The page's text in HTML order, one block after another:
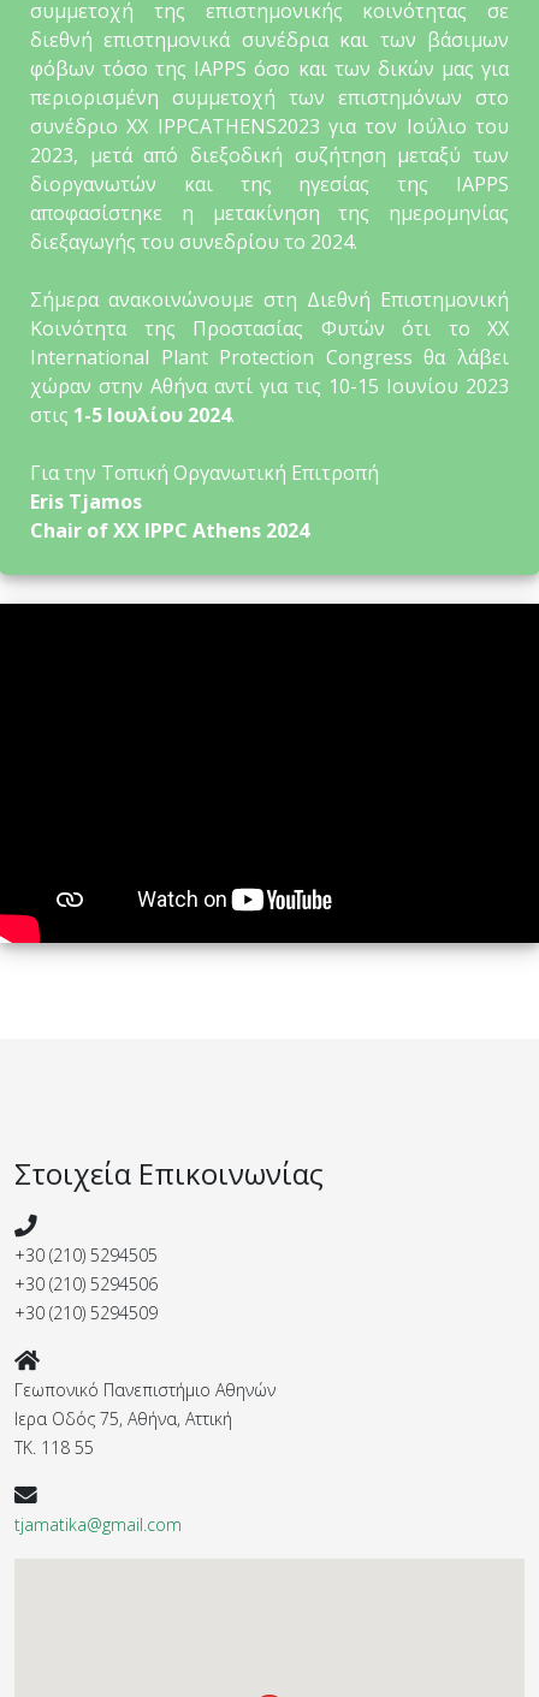
συμμετοχή της επιστημονικής κοινότητας σε
διεθνή επιστημονικά συνέδρια και των βάσιμων
φόβων τόσο της IAPPS όσο και των δικών μας για
περιορισμένη συμμετοχή των επιστημόνων στο
συνέδριο XX IPPCATHENS2023 για τον Ιούλιο του
2023, μετά από διεξοδική συζήτηση μεταξύ των
διοργανωτών και της ηγεσίας της IAPPS
αποφασίστηκε η μετακίνηση της ημερομηνίας
διεξαγωγής του συνεδρίου το 2024.
Σήμερα ανακοινώνουμε στη Διεθνή Επιστημονική
Κοινότητα της Προστασίας Φυτών ότι το XX
International Plant Protection Congress θα λάβει
χώραν στην Αθήνα αντί για τις 10-15 Ιουνίου 2023
στις 1-5 Ιουλίου 2024.
Για την Τοπική Οργανωτική Επιτροπή
Eris Tjamos
Chair of XX IPPC Athens 2024
Στοιχεία Επικοινωνίας
+30 (210) 5294505
+30 (210) 5294506
+30 (210) 5294509
Γεωπονικό Πανεπιστήμιο Αθηνών
Ιερα Οδός 75, Αθήνα, Αττική
ΤΚ. 118 55
tjamatika@gmail.com